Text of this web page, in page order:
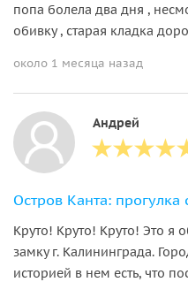
попа болела два дня ,
обивку , старая кладка
около 1 месяца назад
Андрей
Остров Канта: прогулка
Круто! Круто! Круто! Это я
замку г. Калининграда.
историей в нем есть, что